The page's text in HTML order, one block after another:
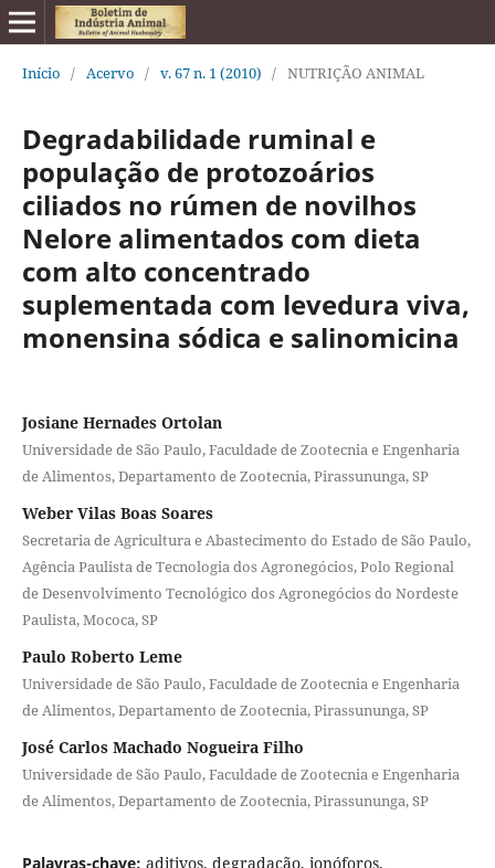
Início / Acervo / v. 67 n. 1 (2010) / NUTRIÇÃO ANIMAL
Degradabilidade ruminal e
população de protozoários
ciliados no rúmen de novilhos
Nelore alimentados com dieta
com alto concentrado
suplementada com levedura viva,
monensina sódica e salinomicina
Josiane Hernades Ortolan
Universidade de São Paulo, Faculdade de Zootecnia e Engenharia
de Alimentos, Departamento de Zootecnia, Pirassununga, SP
Weber Vilas Boas Soares
Secretaria de Agricultura e Abastecimento do Estado de São Paulo,
Agência Paulista de Tecnologia dos Agronegócios, Polo Regional
de Desenvolvimento Tecnológico dos Agronegócios do Nordeste
Paulista, Mococa, SP
Paulo Roberto Leme
Universidade de São Paulo, Faculdade de Zootecnia e Engenharia
de Alimentos, Departamento de Zootecnia, Pirassununga, SP
José Carlos Machado Nogueira Filho
Universidade de São Paulo, Faculdade de Zootecnia e Engenharia
de Alimentos, Departamento de Zootecnia, Pirassununga, SP
Palavras-chave: aditivos, degradação, ionóforos,